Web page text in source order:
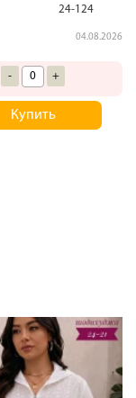
24-124
04.08.2026
- +
Купить